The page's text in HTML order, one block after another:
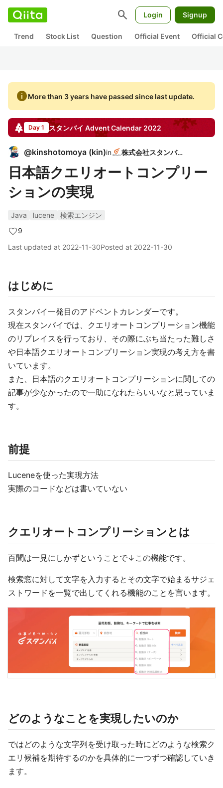
search Login Signup
Trend Stock List Question Official Event Official
infoMore than 3 years have passed since last update.
Day 1 スタンバイ Advent Calendar 2022
@kinshotomoya (kin)in 株式会社スタンバイ
日本語クエリオートコンプリー
ションの実現
Java lucene
検索エンジン
9
Last updated at 2022-11-30Posted at 2022-11-30
はじめに
スタンバイ一発目のアドベントカレンダーです。
現在スタンバイでは、クエリオートコンプリーション機能
のリプレイスを行っており、その際にぶち当たった難しさ
や日本語クエリオートコンプリーション実現の考え方を書
いています。
また、日本語のクエリオートコンプリーションに関しての
記事が少なかったので一助になれたらいいなと思っていま
す。
前提
Luceneを使った実現方法
実際のコードなどは書いていない
クエリオートコンプリーションとは
百聞は一見にしかずということで↓この機能です。
検索窓に対して文字を入力するとその文字で始まるサジェ
ストワードを一覧で出してくれる機能のことを言います。
どのようなことを実現したいのか
ではどのような文字列を受け取った時にどのような検索ク
エリ候補を期待するのかを具体的に一つずつ確認していき
ます。